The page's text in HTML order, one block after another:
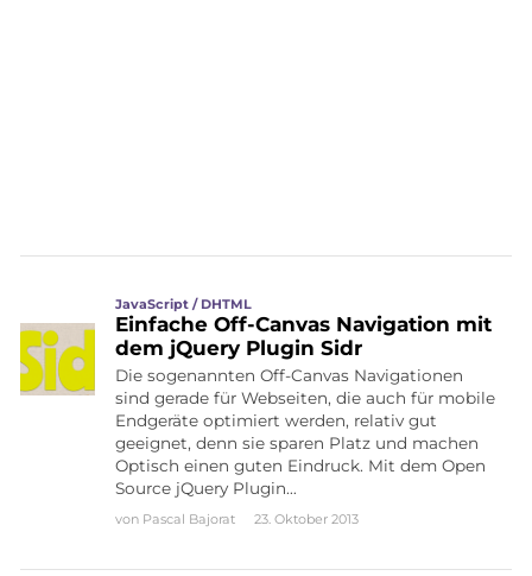
JavaScript / DHTML
Einfache Off-Canvas Navigation mit
dem jQuery Plugin Sidr
Die sogenannten Off-Canvas Navigationen
sind gerade für Webseiten, die auch für mobile
Endgeräte optimiert werden, relativ gut
geeignet, denn sie sparen Platz und machen
Optisch einen guten Eindruck. Mit dem Open
Source jQuery Plugin…
von Pascal Bajorat 23. Oktober 2013